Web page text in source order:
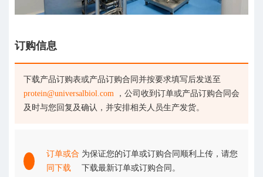
订购信息
下载产品订购表或产品订购合同并按要求填写后发送至
protein@universalbiol.com ，公司收到订单或产品订购合同会
及时与您回复及确认，并安排相关人员生产发货。
订单或合
同下载
为保证您的订单或订购合同顺利上传，请您
下载最新订单或订购合同。